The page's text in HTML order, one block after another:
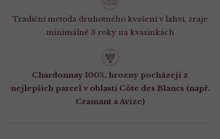
Tradiční metoda druhotného kvašení v lahvi, zraje
minimálně 3 roky na kvasinkách
Chardonnay 100%, hrozny pocházejí z
nejlepších parcel v oblasti Côte des Blancs (např.
Cramant a Avize)